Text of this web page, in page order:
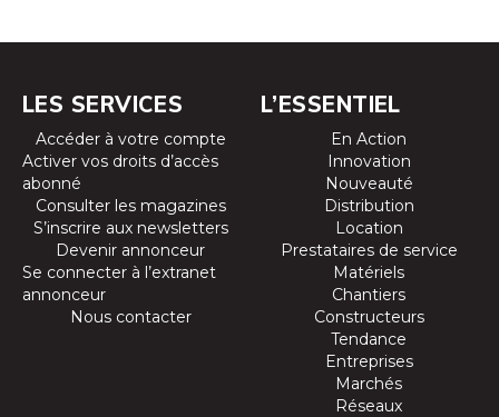
LES SERVICES
Accéder à votre compte
Activer vos droits d’accès
abonné
Consulter les magazines
S’inscrire aux newsletters
Devenir annonceur
Se connecter à l’extranet
annonceur
Nous contacter
L’ESSENTIEL
En Action
Innovation
Nouveauté
Distribution
Location
Prestataires de service
Matériels
Chantiers
Constructeurs
Tendance
Entreprises
Marchés
Réseaux